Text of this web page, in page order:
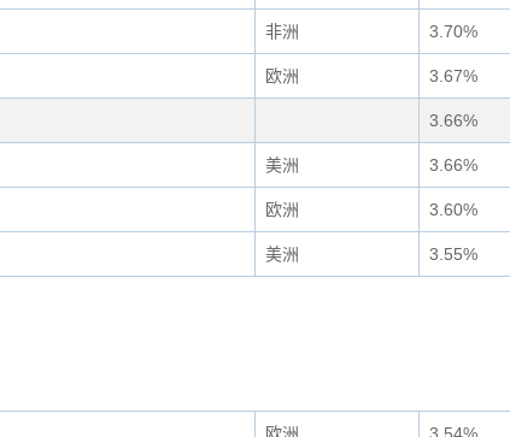
非洲 3.70%
欧洲 3.67%
3.66%
美洲 3.66%
欧洲 3.60%
美洲 3.55%